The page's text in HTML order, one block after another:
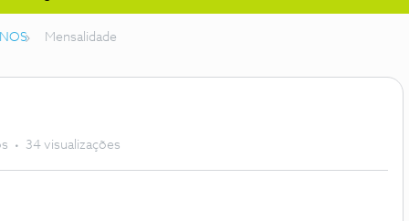
Mensalidade
34 visualizações